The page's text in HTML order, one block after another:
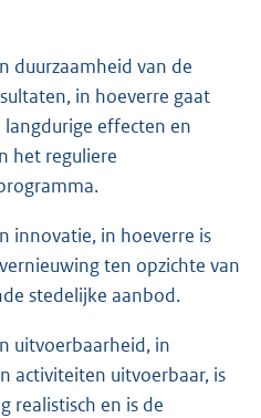
duurzaamheid van de
in hoeverre gaat
effecten en
het reguliere
innovatie, in hoeverre is
ten opzichte van
stedelijke aanbod.
uitvoerbaarheid, in
activiteiten uitvoerbaar, is
realistisch en is de